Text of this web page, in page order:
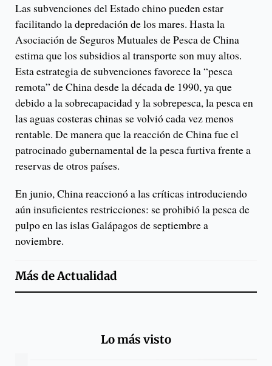
Las subvenciones del Estado chino pueden estar
facilitando la depredación de los mares. Hasta la
Asociación de Seguros Mutuales de Pesca de China
estima que los subsidios al transporte son muy altos.
Esta estrategia de subvenciones favorece la “pesca
remota” de China desde la década de 1990, ya que
debido a la sobrecapacidad y la sobrepesca, la pesca en
las aguas costeras chinas se volvió cada vez menos
rentable. De manera que la reacción de China fue el
patrocinado gubernamental de la pesca furtiva frente a
reservas de otros países.
En junio, China reaccionó a las críticas introduciendo
aún insuficientes restricciones: se prohibió la pesca de
pulpo en las islas Galápagos de septiembre a
noviembre.
Más deActualidad
Lo más visto